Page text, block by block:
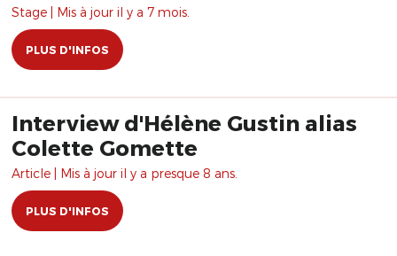
Stage | Mis à jour il y a 7 mois.
PLUS D'INFOS
Interview d'Hélène Gustin alias
Colette Gomette
Article | Mis à jour il y a presque 8 ans.
PLUS D'INFOS